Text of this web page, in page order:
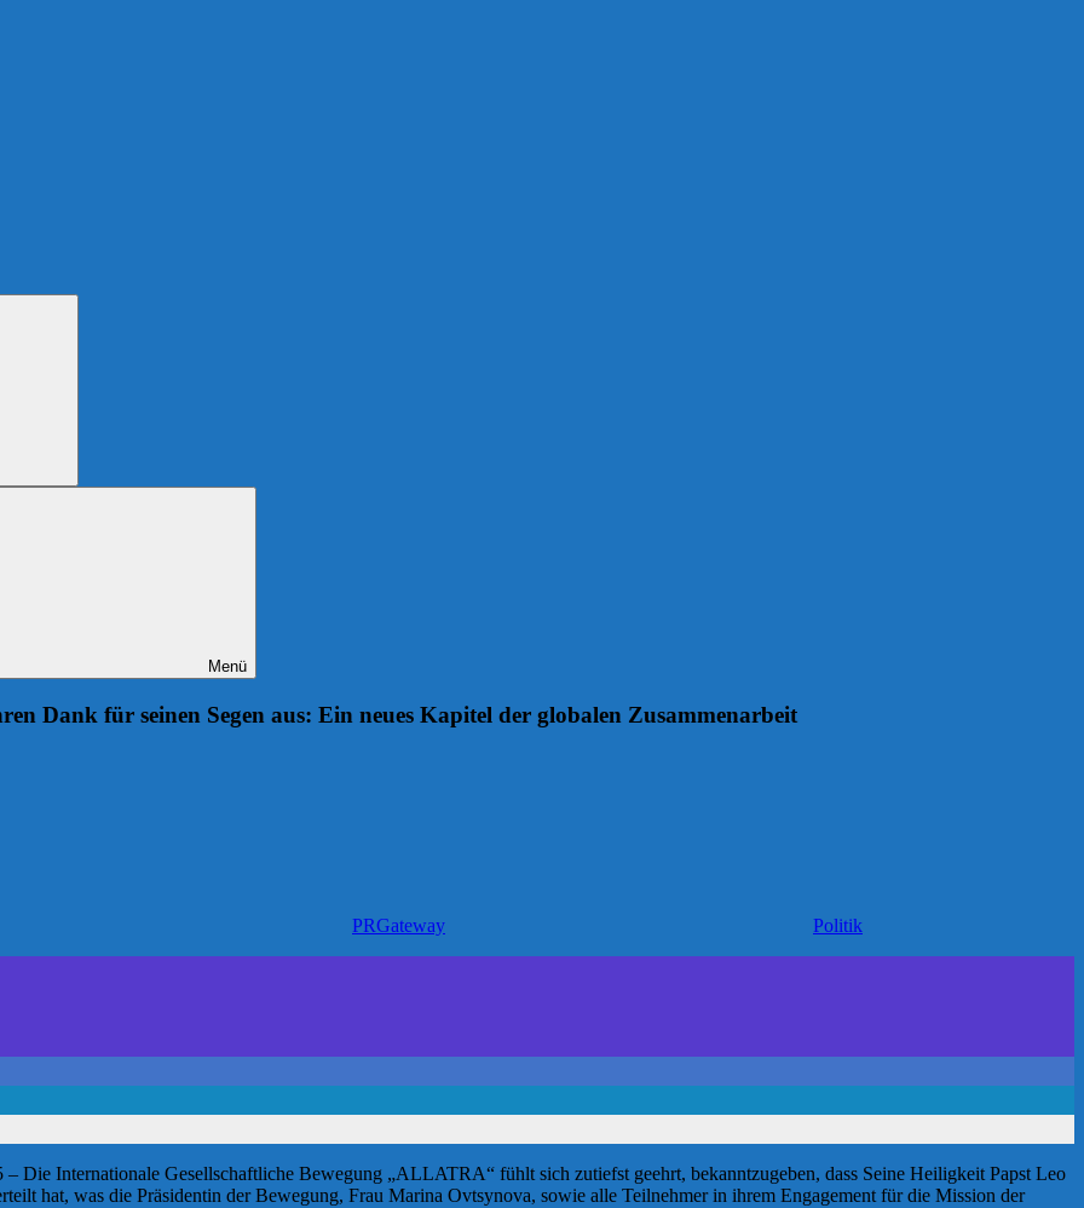
Menü
Dank für seinen Segen aus: Ein neues Kapitel der globalen Zusammenarbeit
PRGateway Politik
Internationale Gesellschaftliche Bewegung „ALLATRA“ fühlt sich zutiefst geehrt, bekanntzugeben, dass Seine Heiligkeit Papst Leo
hat, was die Präsidentin der Bewegung, Frau Marina Ovtsynova, sowie alle Teilnehmer in ihrem Engagement für die Mission der